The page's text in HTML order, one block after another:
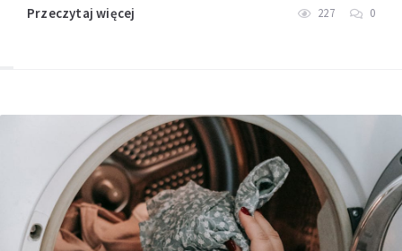
Przeczytaj więcej 227 0